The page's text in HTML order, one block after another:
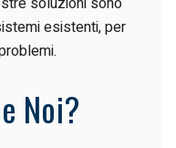
esistenti, per
Noi?